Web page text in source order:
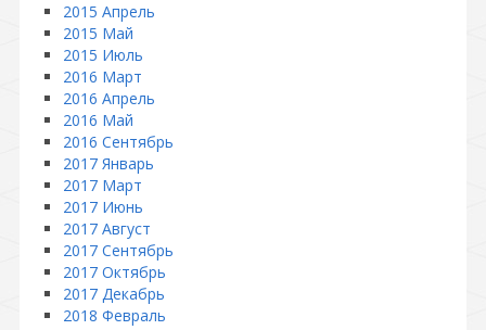
2015 Апрель
2015 Май
2015 Июль
2016 Март
2016 Апрель
2016 Май
2016 Сентябрь
2017 Январь
2017 Март
2017 Июнь
2017 Август
2017 Сентябрь
2017 Октябрь
2017 Декабрь
2018 Февраль